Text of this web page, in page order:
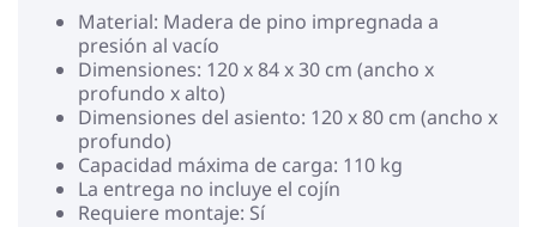
Material: Madera de pino impregnada a
presión al vacío
Dimensiones: 120 x 84 x 30 cm (ancho x
profundo x alto)
Dimensiones del asiento: 120 x 80 cm (ancho x
profundo)
Capacidad máxima de carga: 110 kg
La entrega no incluye el cojín
Requiere montaje: Sí